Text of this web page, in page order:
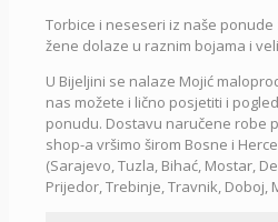
Torbice i neseseri iz naše ponude
žene dolaze u raznim bojama i
U Bijeljini se nalaze Mojić
nas možete i lično posjetiti i
ponudu. Dostavu naručene robe
shop-a vršimo širom Bosne i
(Sarajevo, Tuzla, Bihać, Mostar,
Prijedor, Trebinje, Travnik, Doboj,